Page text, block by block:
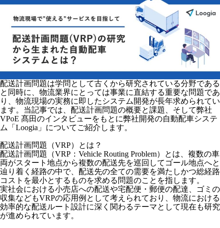
配送計画問題は学問として古くから研究されている分野である
と同時に、物流業界にとっては事業に直結する重要な問題であ
り、物流現場の実務に即したシステム開発が長年求められてい
ます。当記事では、配送計画問題の概要と課題、そして弊社
VPoE 髙田のインタビューをもとに弊社開発の自動配車システ
ム「Loogia」についてご紹介します。
配送計画問題（VRP）とは？
配送計画問題（VRP：Vehicle Routing Problem）とは、複数の車
両がスタート地点から複数の配送先を巡回してゴール地点へと
辿り着く経路の中で、配送先の全ての需要を満たしかつ総経路
コストを最小とするものを求める問題のことを指します。
実社会における小売店への配送や宅配便・郵便の配達、ゴミの
収集などもVRPの応用例として考えられており、物流における
効率的な配送ルート設計に深く関わるテーマとして現在も研究
が進められています。